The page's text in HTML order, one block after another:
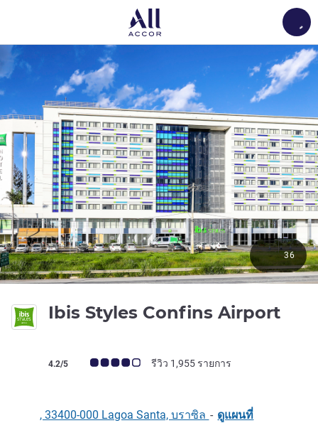
Ibis Styles Confins Airport3 ด
คะแนนความคิดเห็นจากแขก (เรทติ้งบน ALL)
4.2/5 รีวิว 1,955 รายการ
36
, 33400-000 Lagoa Santa, บราซิล - ดูแผนที่